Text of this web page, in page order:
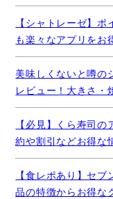
【シャトレーゼ】
も楽々なアプリをお
美味しくないと噂の
レビュー！大きさ・
【必見】くら寿司
約や割引などお得な
【食レポあり】セ
品の特徴からお得な